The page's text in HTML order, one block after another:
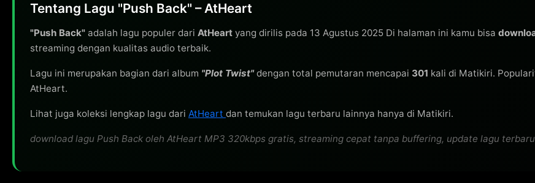
Tentang Lagu "Push Back" – AtHeart
"Push Back" adalah lagu populer dari AtHeart yang dirilis pada 13 Agustus 2025 Di halaman ini kamu bisa
streaming dengan kualitas audio terbaik.
Lagu ini merupakan bagian dari album "Plot Twist"dengan total pemutaran mencapai 301 kali di Matikiri.
AtHeart.
Lihat juga koleksi lengkap lagu dari AtHeart dan temukan lagu terbaru lainnya hanya di Matikiri.
download lagu Push Back oleh AtHeart MP3 320kbps gratis, streaming cepat tanpa buffering, update lagu